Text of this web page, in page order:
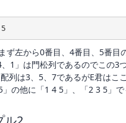
ず左から0番目、4番目、5番目
、1」は門松列であるのでこの3
列は3、5、7であるがE君はこ
5」の他に「1 4 5」、「2 3 5」